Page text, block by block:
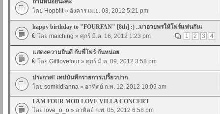
ถามหน่อยนะคะ
โดย Hopbiit» อังคาร เม.ย. 03, 2012 5:21 pm
happy birthday to "FOURFAN" [8th] :) ..มาอวยพรให้โฟร์แฟนกันเ
1
2 3 4
โดย maiching » ศุกร์ มี.ค. 16, 2012 1:23 pm
แสดงความยินดี กับพี่โฟร์ กันหน่อย
โดย Giftlovefour » ศุกร์ มี.ค. 09, 2012 3:58 pm
ประกาศ! เทปบันทึกรายการเปรี้ยวปาก
โดย somkidlanna » อาทิตย์ ก.พ. 12, 2012 10:09 am
I AM FOUR MOD LOVE VILLA CONCERT
โดย love_o_o » อาทิตย์ ก.พ. 05, 2012 6:58 pm